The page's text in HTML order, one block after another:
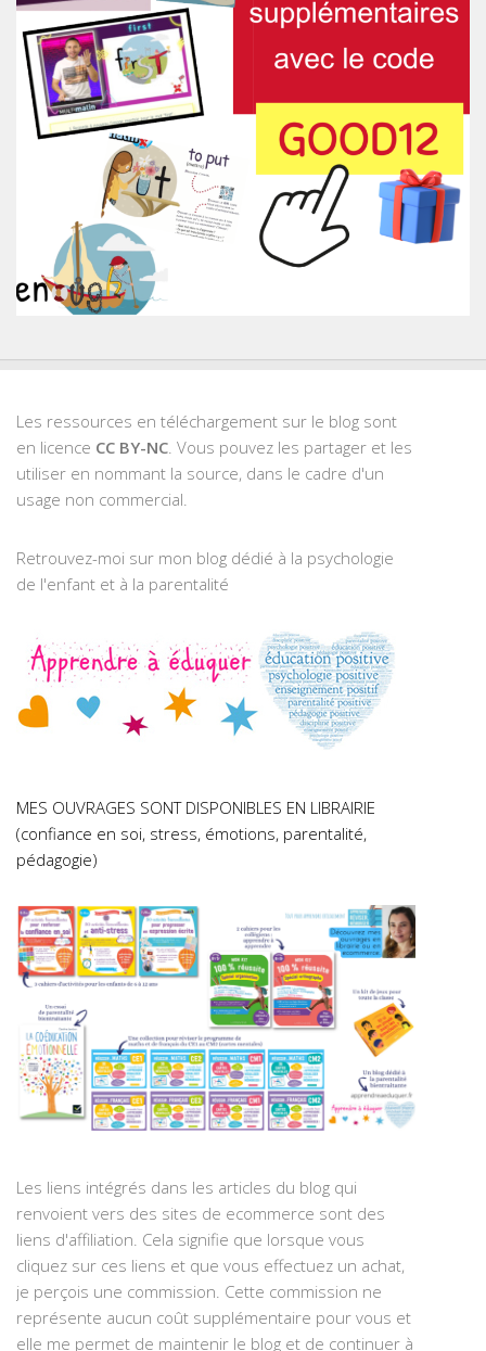
Les ressources en téléchargement sur le blog sont
en licence CC BY-NC. Vous pouvez les partager et les
utiliser en nommant la source, dans le cadre d'un
usage non commercial.
Retrouvez-moi sur mon blog dédié à la psychologie
de l'enfant et à la parentalité
MES OUVRAGES SONT DISPONIBLES EN LIBRAIRIE
(confiance en soi, stress, émotions, parentalité,
pédagogie)
Les liens intégrés dans les articles du blog qui
renvoient vers des sites de ecommerce sont des
liens d'affiliation. Cela signifie que lorsque vous
cliquez sur ces liens et que vous effectuez un achat,
je perçois une commission. Cette commission ne
représente aucun coût supplémentaire pour vous et
elle me permet de maintenir le blog et de continuer à